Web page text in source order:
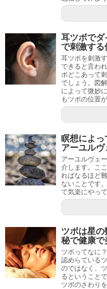
耳ツボでダ
で刺激する
耳ツボを刺激
できると言わ
ボどこあって
でしょう。図
によって微妙
もツボの位置
瞑想によっ
アーユルヴ
アーユルヴェ
介します。こ
ればなるほど
ないことです
て気楽にやっ
ツボは星
秘で健康で
ツボってなに
認めらている
のではなく、
るということ
ツボのさわり